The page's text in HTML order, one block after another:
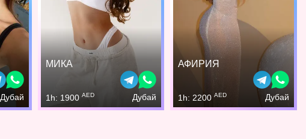
Дубай
МИКА
1h: 1900 AED Дубай
АФИРИЯ
1h: 2200AED Дубай